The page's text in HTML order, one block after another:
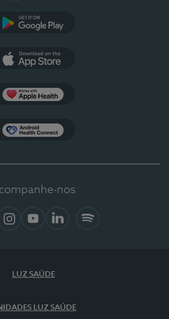
nos
LUZ SAÚDE
LUZ SAÚDE